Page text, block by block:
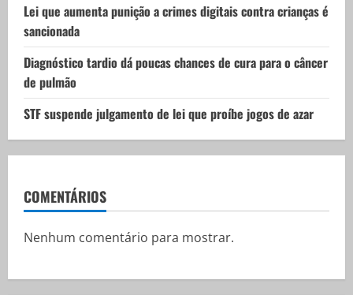
Lei que aumenta punição a crimes digitais contra crianças é
sancionada
Diagnóstico tardio dá poucas chances de cura para o câncer
de pulmão
STF suspende julgamento de lei que proíbe jogos de azar
COMENTÁRIOS
Nenhum comentário para mostrar.